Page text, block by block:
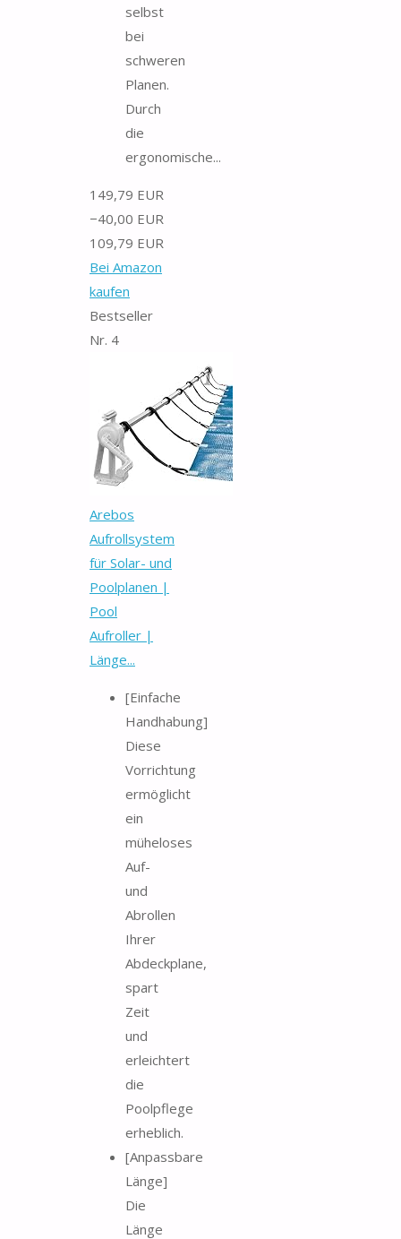
selbst
bei
schweren
Planen.
Durch
die
ergonomische...
149,79 EUR
−40,00 EUR
109,79 EUR
Bei Amazon
kaufen
Bestseller
Nr. 4
Arebos
Aufrollsystem
für Solar- und
Poolplanen |
Pool
Aufroller |
Länge...
[Einfache
Handhabung]
Diese
Vorrichtung
ermöglicht
ein
müheloses
Auf-
und
Abrollen
Ihrer
Abdeckplane,
spart
Zeit
und
erleichtert
die
Poolpflege
erheblich.
[Anpassbare
Länge]
Die
Länge